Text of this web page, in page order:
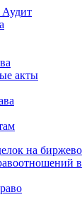
Аудит
акты
на
в